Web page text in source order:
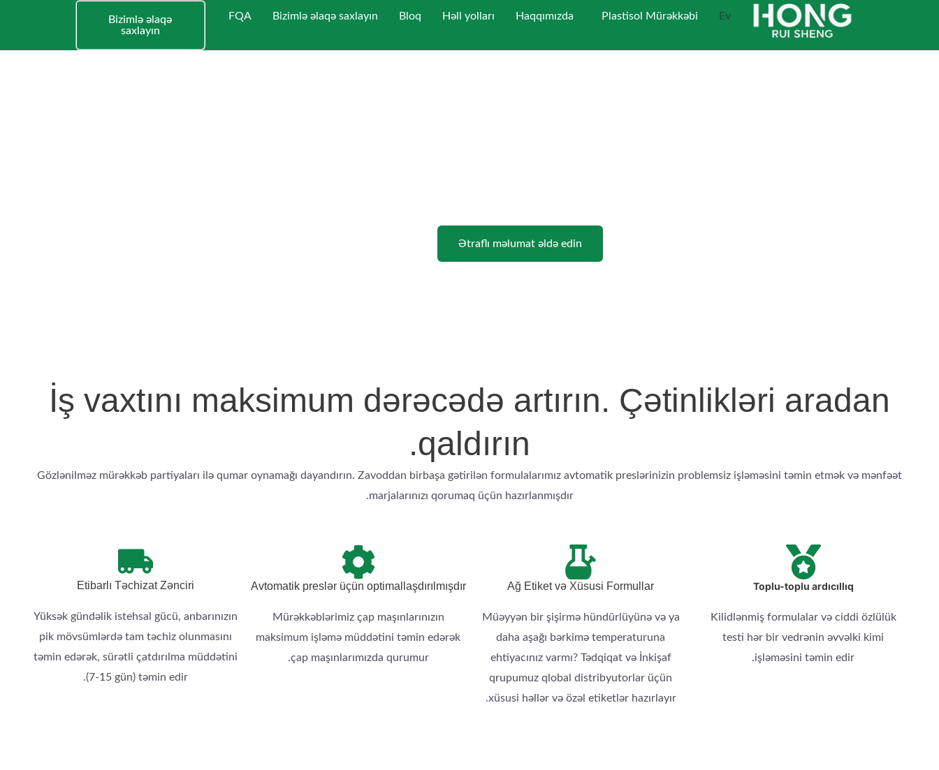
Ev
Plastisol Mürəkkəbi
Haqqımızda
Həll yolları
Bloq
Bizimlə əlaqə saxlayın
FQA
Bizimlə əlaqə
saxlayın
Ətraflı məlumat əldə edin
İş vaxtını maksimum dərəcədə artırın. Çətinlikləri aradan
qaldırın.
Gözlənilməz mürəkkəb partiyaları ilə qumar oynamağı dayandırın. Zavoddan birbaşa gətirilən formulalarımız avtomatik preslərinizin problemsiz işləməsini təmin etmək və mənfəət
marjalarınızı qorumaq üçün hazırlanmışdır.
Toplu-toplu ardıcıllıq
Kilidlənmiş formulalar və ciddi özlülük
testi hər bir vedrənin əvvəlki kimi
işləməsini təmin edir.
Ağ Etiket və Xüsusi Formullar
Müəyyən bir şişirmə hündürlüyünə və ya
daha aşağı bərkimə temperaturuna
ehtiyacınız varmı? Tədqiqat və İnkişaf
qrupumuz qlobal distribyutorlar üçün
xüsusi həllər və özəl etiketlər hazırlayır.
Avtomatik preslər üçün optimallaşdırılmışdır
Mürəkkəblərimiz çap maşınlarınızın
maksimum işləmə müddətini təmin edərək
çap maşınlarımızda qurumur.
Etibarlı Təchizat Zənciri
Yüksək gündəlik istehsal gücü, anbarınızın
pik mövsümlərdə tam təchiz olunmasını
təmin edərək, sürətli çatdırılma müddətini
(7-15 gün) təmin edir.